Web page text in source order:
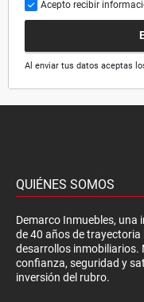
Acepto recibir
Al enviar tus datos aceptas
QUIÉNES SOMOS
Demarco Inmuebles, una
de 40 años de
desarrollos inmobiliarios.
confianza, seguridad y
inversión del rubro.